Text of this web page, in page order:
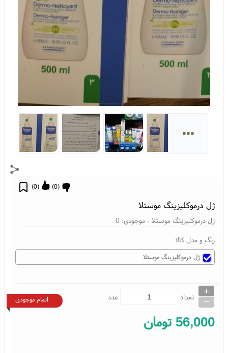
...
ژل درموکلیزینگ موستلا
(
0
) (
0
)
ژل درموکلیزینگ موستلا - موجودی:0
رنگ و مدل کالا
ژل درموکلیزینگ موستلا
تعداد
+
_ عدد اتمام موجودی
56,000 تومان